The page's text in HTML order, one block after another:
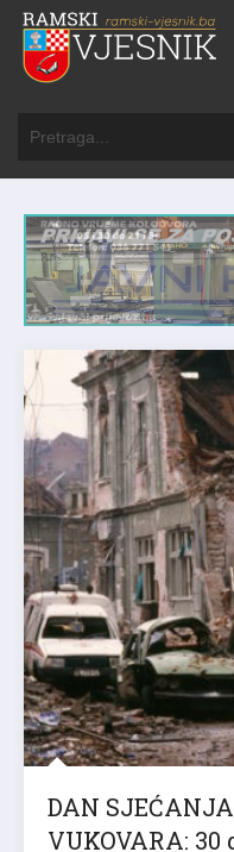
DAN
VUKOVARA: